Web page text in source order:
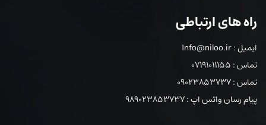
راه های ارتباطی
ایمیل : Info@niloo.ir
تماس : 07191011155
تماس : 09023853737
پیام رسان واتس اپ : 989023853737